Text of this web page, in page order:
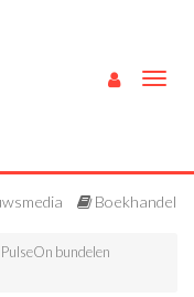
Boekhandel
PulseOn bundelen